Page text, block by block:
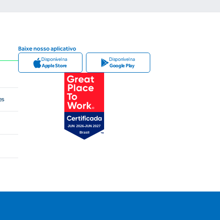
Baixe nosso aplicativo
Disponível na
Apple Store
Disponível na
Google Play